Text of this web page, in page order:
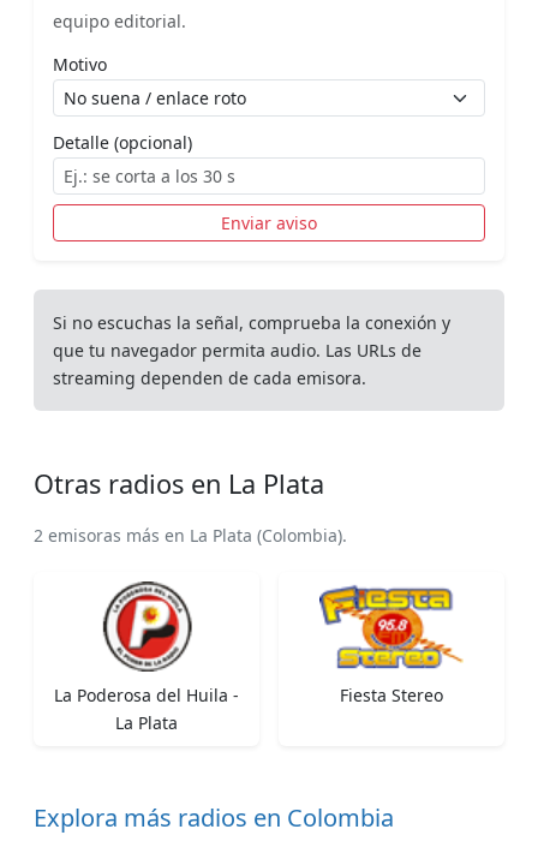
equipo editorial.
Motivo
Detalle (opcional)
Enviar aviso
Si no escuchas la señal, comprueba la conexión y
que tu navegador permita audio. Las URLs de
streaming dependen de cada emisora.
Otras radios en La Plata
2 emisoras más en La Plata (Colombia).
La Poderosa del Huila -
La Plata
Fiesta Stereo
Explora más radios en Colombia